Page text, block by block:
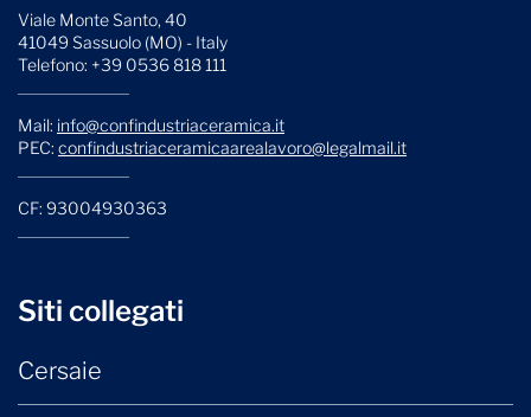
Viale Monte Santo, 40
41049 Sassuolo (MO) - Italy
Telefono: +39 0536 818 111
Mail: info@confindustriaceramica.it
PEC: confindustriaceramicaarealavoro@legalmail.it
CF: 93004930363
Siti collegati
Cersaie